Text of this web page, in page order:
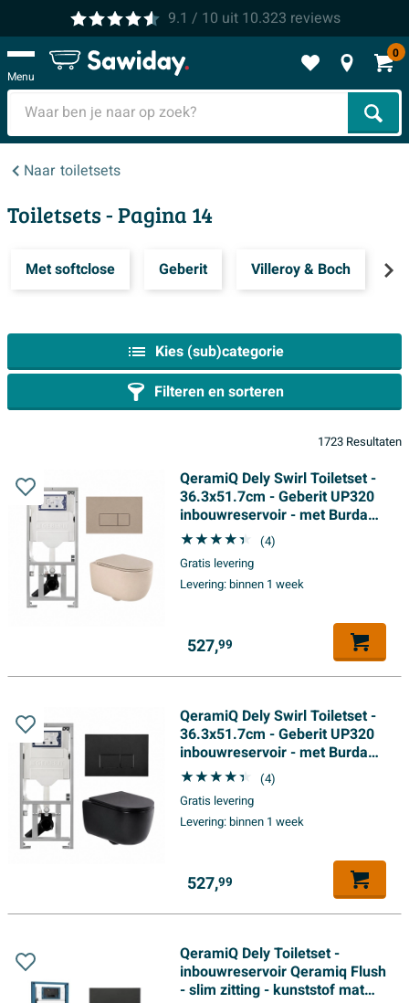
9.1 / 10 uit 10.323 reviews
Menu
0
Naar toiletsets
Toiletsets- Pagina 14
Met softclose Geberit Villeroy & Boch
Kies (sub)categorie
Filteren en sorteren
1723 Resultaten
QeramiQ Dely Swirl Toiletset -
36.3x51.7cm - Geberit UP320
inbouwreservoir - met Burda
frame - 35 mm zitting -
bedieningsplaat taupe -
rechthoekige knoppen - beige
(4)
Gratis levering
Levering:binnen 1 week
527,99
QeramiQ Dely Swirl Toiletset -
36.3x51.7cm - Geberit UP320
inbouwreservoir - met Burda
frame - slim zitting - mat
zwarte bedieningsplaat -
rechthoekige knoppen - mat
zwart
(4)
Gratis levering
Levering:binnen 1 week
527,99
QeramiQ Dely Toiletset -
inbouwreservoir Qeramiq Flush
- slim zitting - kunststof mat